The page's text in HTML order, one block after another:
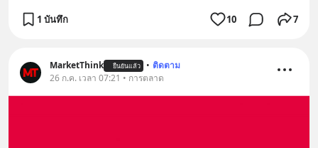
1 บันทึก 10 7
MarketThink ยืนยันแล้ว • ติดตาม
26 ก.ค. เวลา 07:21 • การตลาด